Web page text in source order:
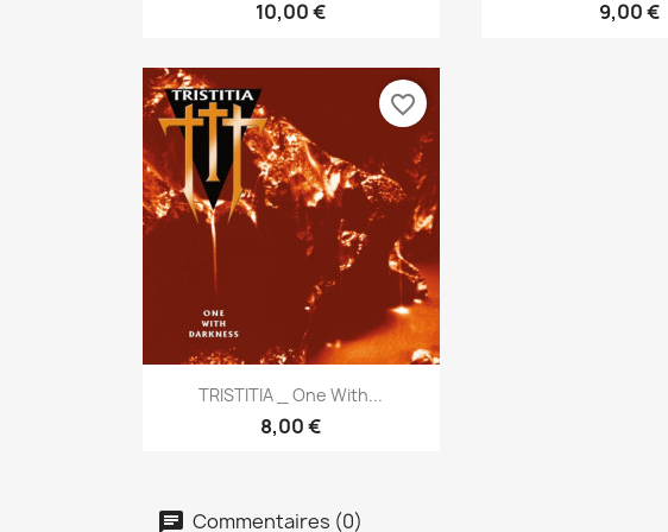
10,00 € 9,00 €
Aperçu rapide
TRISTITIA _ One With...
8,00 €
favorite_border
Commentaires (0)